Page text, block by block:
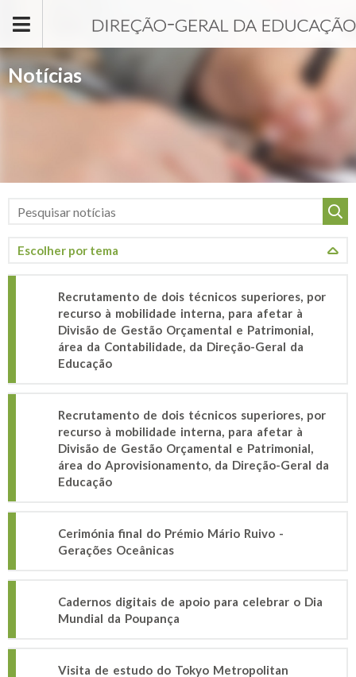
Notícias
Recrutamento de dois técnicos superiores, por
recurso à mobilidade interna, para afetar à
Divisão de Gestão Orçamental e Patrimonial,
área da Contabilidade, da Direção-Geral da
Educação
Recrutamento de dois técnicos superiores, por
recurso à mobilidade interna, para afetar à
Divisão de Gestão Orçamental e Patrimonial,
área do Aprovisionamento, da Direção-Geral da
Educação
Cerimónia final do Prémio Mário Ruivo -
Gerações Oceânicas
Cadernos digitais de apoio para celebrar o Dia
Mundial da Poupança
Visita de estudo do Tokyo Metropolitan